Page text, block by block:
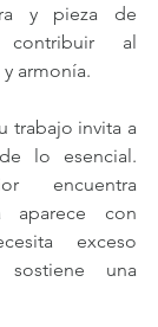
y pieza de
contribuir al
armonía.
trabajo invita a
lo esencial.
encuentra
aparece con
exceso
una